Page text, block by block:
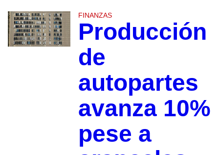
FINANZAS
Producción
de
autopartes
avanza 10%
pese a